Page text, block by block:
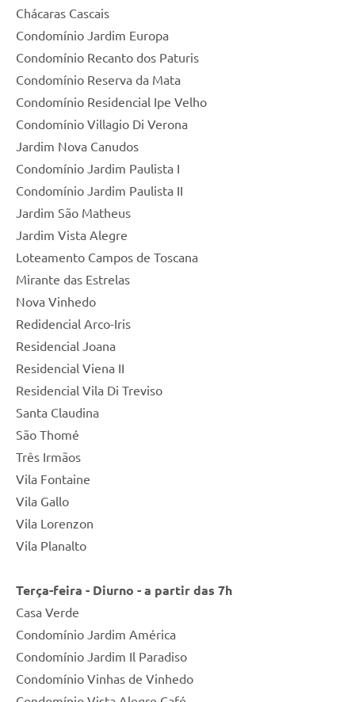
Chácaras Cascais
Condomínio Jardim Europa
Condomínio Recanto dos Paturis
Condomínio Reserva da Mata
Condomínio Residencial Ipe Velho
Condomínio Villagio Di Verona
Jardim Nova Canudos
Condomínio Jardim Paulista I
Condomínio Jardim Paulista II
Jardim São Matheus
Jardim Vista Alegre
Loteamento Campos de Toscana
Mirante das Estrelas
Nova Vinhedo
Redidencial Arco-Iris
Residencial Joana
Residencial Viena II
Residencial Vila Di Treviso
Santa Claudina
São Thomé
Três Irmãos
Vila Fontaine
Vila Gallo
Vila Lorenzon
Vila Planalto
Terça-feira - Diurno - a partir das 7h
Casa Verde
Condomínio Jardim América
Condomínio Jardim Il Paradiso
Condomínio Vinhas de Vinhedo